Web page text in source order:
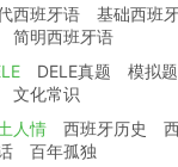
西班牙语 基础西班
简明西班牙语
DELE真题 模拟题
文化常识
人情 西班牙历史
百年孤独